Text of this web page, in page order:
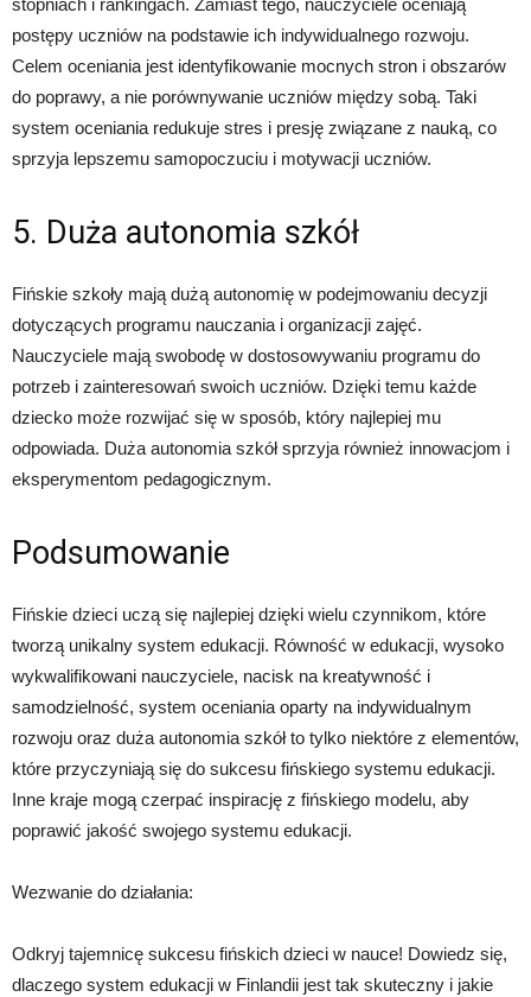
stopniach i rankingach. Zamiast tego, nauczyciele oceniają
postępy uczniów na podstawie ich indywidualnego rozwoju.
Celem oceniania jest identyfikowanie mocnych stron i obszarów
do poprawy, a nie porównywanie uczniów między sobą. Taki
system oceniania redukuje stres i presję związane z nauką, co
sprzyja lepszemu samopoczuciu i motywacji uczniów.
5. Duża autonomia szkół
Fińskie szkoły mają dużą autonomię w podejmowaniu decyzji
dotyczących programu nauczania i organizacji zajęć.
Nauczyciele mają swobodę w dostosowywaniu programu do
potrzeb i zainteresowań swoich uczniów. Dzięki temu każde
dziecko może rozwijać się w sposób, który najlepiej mu
odpowiada. Duża autonomia szkół sprzyja również innowacjom i
eksperymentom pedagogicznym.
Podsumowanie
Fińskie dzieci uczą się najlepiej dzięki wielu czynnikom, które
tworzą unikalny system edukacji. Równość w edukacji, wysoko
wykwalifikowani nauczyciele, nacisk na kreatywność i
samodzielność, system oceniania oparty na indywidualnym
rozwoju oraz duża autonomia szkół to tylko niektóre z elementów,
które przyczyniają się do sukcesu fińskiego systemu edukacji.
Inne kraje mogą czerpać inspirację z fińskiego modelu, aby
poprawić jakość swojego systemu edukacji.
Wezwanie do działania:
Odkryj tajemnicę sukcesu fińskich dzieci w nauce! Dowiedz się,
dlaczego system edukacji w Finlandii jest tak skuteczny i jakie